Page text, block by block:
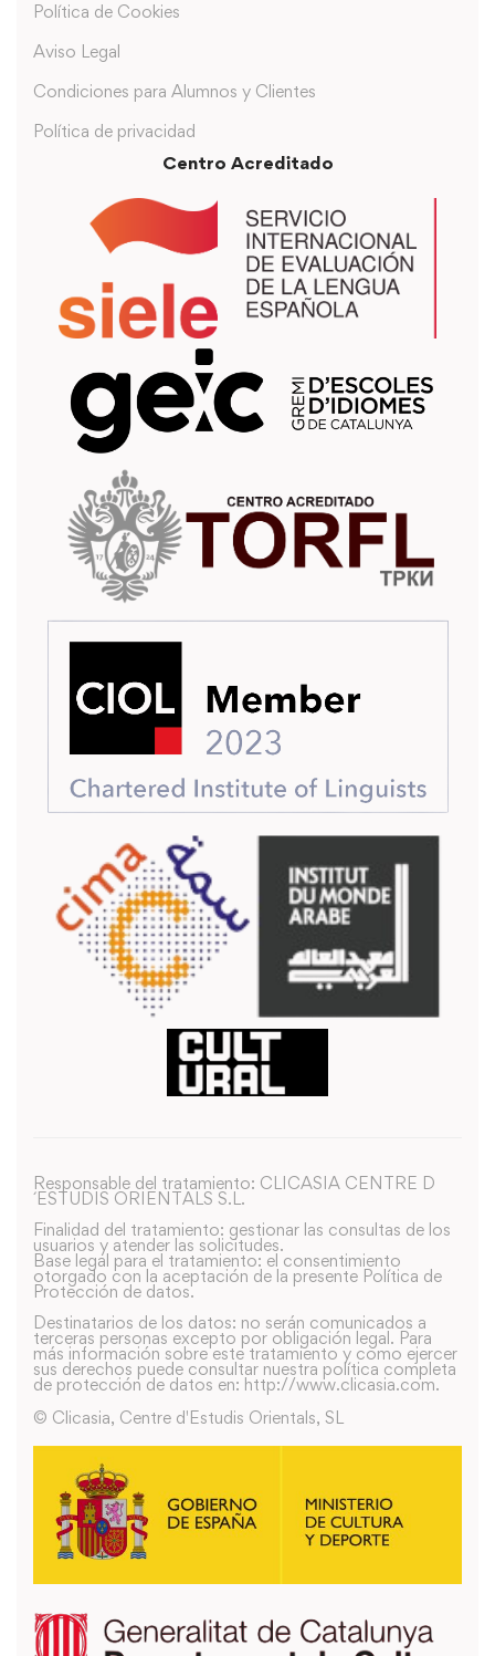
Política de Cookies
Aviso Legal
Condiciones para Alumnos y Clientes
Política de privacidad
Centro Acreditado
Responsable del tratamiento: CLICASIA CENTRE D
´ESTUDIS ORIENTALS S.L.
Finalidad del tratamiento: gestionar las consultas de los
usuarios y atender las solicitudes.
Base legal para el tratamiento: el consentimiento
otorgado con la aceptación de la presente Política de
Protección de datos.
Destinatarios de los datos: no serán comunicados a
terceras personas excepto por obligación legal. Para
más información sobre este tratamiento y como ejercer
sus derechos puede consultar nuestra política completa
de protección de datos en: http://www.clicasia.com.
© Clicasia, Centre d'Estudis Orientals, SL